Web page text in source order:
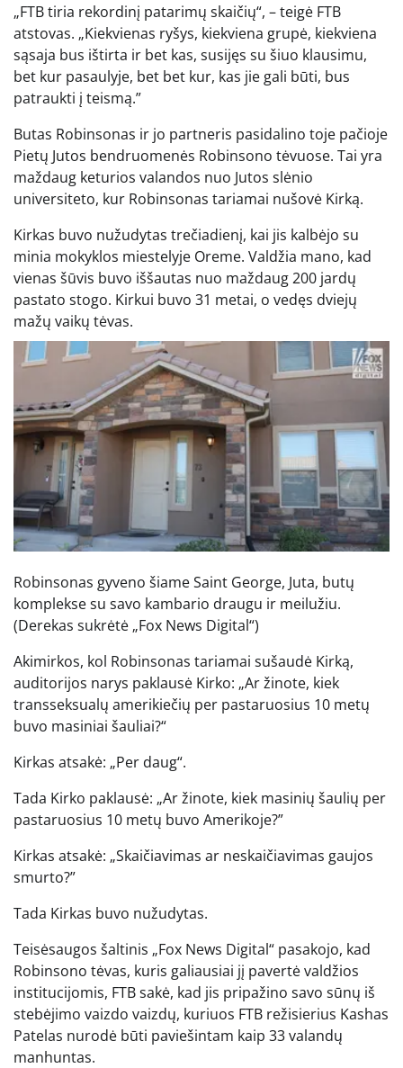
„FTB tiria rekordinį patarimų skaičių“, – teigė FTB
atstovas. „Kiekvienas ryšys, kiekviena grupė, kiekviena
sąsaja bus ištirta ir bet kas, susijęs su šiuo klausimu,
bet kur pasaulyje, bet bet kur, kas jie gali būti, bus
patraukti į teismą.”
Butas Robinsonas ir jo partneris pasidalino toje pačioje
Pietų Jutos bendruomenės Robinsono tėvuose. Tai yra
maždaug keturios valandos nuo Jutos slėnio
universiteto, kur Robinsonas tariamai nušovė Kirką.
Kirkas buvo nužudytas trečiadienį, kai jis kalbėjo su
minia mokyklos miestelyje Oreme. Valdžia mano, kad
vienas šūvis buvo iššautas nuo maždaug 200 jardų
pastato stogo. Kirkui buvo 31 metai, o vedęs dviejų
mažų vaikų tėvas.
Robinsonas gyveno šiame Saint George, Juta, butų
komplekse su savo kambario draugu ir meilužiu.
(Derekas sukrėtė „Fox News Digital“)
Akimirkos, kol Robinsonas tariamai sušaudė Kirką,
auditorijos narys paklausė Kirko: „Ar žinote, kiek
transseksualų amerikiečių per pastaruosius 10 metų
buvo masiniai šauliai?“
Kirkas atsakė: „Per daug“.
Tada Kirko paklausė: „Ar žinote, kiek masinių šaulių per
pastaruosius 10 metų buvo Amerikoje?”
Kirkas atsakė: „Skaičiavimas ar neskaičiavimas gaujos
smurto?”
Tada Kirkas buvo nužudytas.
Teisėsaugos šaltinis „Fox News Digital“ pasakojo, kad
Robinsono tėvas, kuris galiausiai jį pavertė valdžios
institucijomis, FTB sakė, kad jis pripažino savo sūnų iš
stebėjimo vaizdo vaizdų, kuriuos FTB režisierius Kashas
Patelas nurodė būti paviešintam kaip 33 valandų
manhuntas.